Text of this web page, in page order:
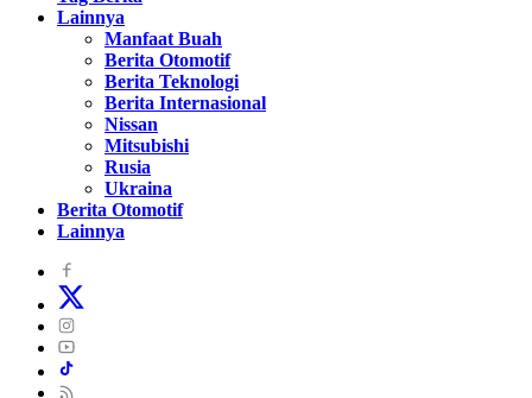
Lainnya
Manfaat Buah
Berita Otomotif
Berita Teknologi
Berita Internasional
Nissan
Mitsubishi
Rusia
Ukraina
Berita Otomotif
Lainnya